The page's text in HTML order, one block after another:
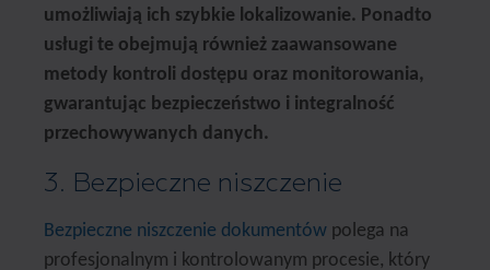
umożliwiają ich szybkie lokalizowanie. Ponadto
usługi te obejmują również zaawansowane
metody kontroli dostępu oraz monitorowania,
gwarantując bezpieczeństwo i integralność
przechowywanych danych.
3. Bezpieczne niszczenie
Bezpieczne niszczenie dokumentów polega na
profesjonalnym i kontrolowanym procesie, który